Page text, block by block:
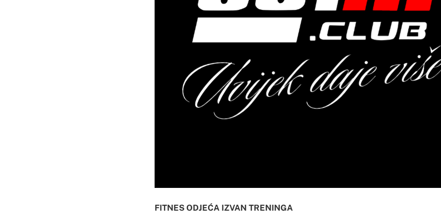
FITNES ODJEĆA IZVAN TRENINGA